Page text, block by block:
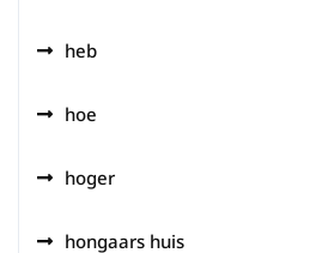
heb
hoe
hoger
hongaars huis